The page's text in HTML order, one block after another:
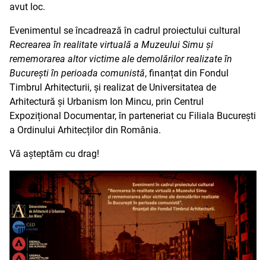
avut loc.
Evenimentul se încadrează în cadrul proiectului cultural
Recrearea în realitate virtuală a Muzeului Simu și
rememorarea altor victime ale demolărilor realizate în
București în perioada comunistă, finanțat din Fondul
Timbrul Arhitecturii, și realizat de Universitatea de
Arhitectură și Urbanism Ion Mincu, prin Centrul
Expozițional Documentar, în parteneriat cu Filiala București
a Ordinului Arhitecților din România.
Vă așteptăm cu drag!